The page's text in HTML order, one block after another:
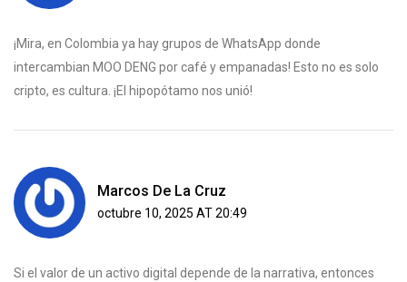
¡Mira, en Colombia ya hay grupos de WhatsApp donde
intercambian MOO DENG por café y empanadas! Esto no es solo
cripto, es cultura. ¡El hipopótamo nos unió!
Marcos De La Cruz
octubre 10, 2025 AT 20:49
Si el valor de un activo digital depende de la narrativa, entonces